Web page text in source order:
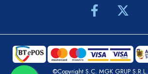
©Copyright S.C. MGK GRUP